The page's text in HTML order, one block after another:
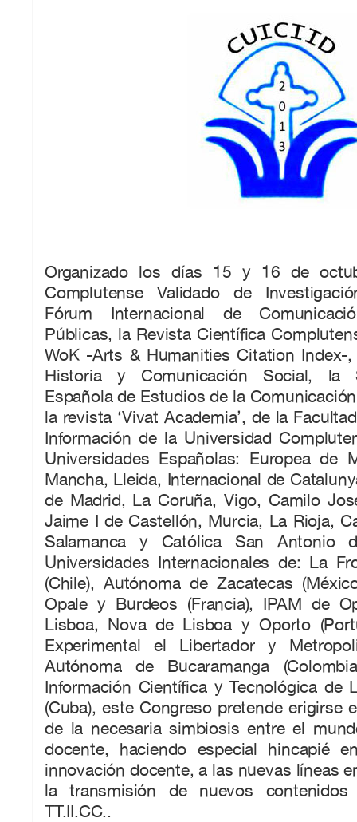
Organizado los días 15 y 16 de
Complutense Validado de
Fórum Internacional de
Públicas, la Revista Científica
WoK -Arts & Humanities Citation Index-,
Historia y Comunicación Social, la
Española de Estudios de la
la revista ‘Vivat Academia’, de la
Información de la Universidad
Universidades Españolas: Europea de
Mancha, Lleida, Internacional de
de Madrid, La Coruña, Vigo, Camilo
Jaime I de Castellón, Murcia, La Rioja,
Salamanca y Católica San Antonio
Universidades Internacionales de: La
(Chile), Autónoma de Zacatecas
Opale y Burdeos (Francia), IPAM de
Lisboa, Nova de Lisboa y Oporto
Experimental el Libertador y
Autónoma de Bucaramanga
Información Científica y Tecnológica de
(Cuba), este Congreso pretende erigirse
de la necesaria simbiosis entre el
docente, haciendo especial hincapié
innovación docente, a las nuevas líneas
la transmisión de nuevos
TT.II.CC..